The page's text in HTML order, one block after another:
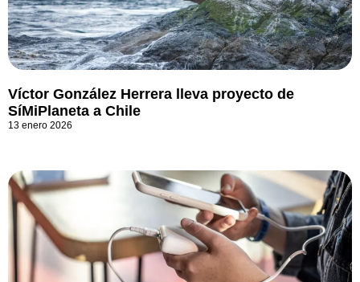
Víctor González Herrera lleva proyecto de
SíMiPlaneta a Chile
13 enero 2026